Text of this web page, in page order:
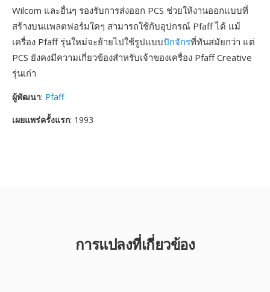
Wilcom และอื่นๆ รองรับการส่งออก PCS ช่วยให้งานออกแบบที่
สร้างบนแพลตฟอร์มใดๆ สามารถใช้กับอุปกรณ์ Pfaff ได้ แม้
เครื่อง Pfaff รุ่นใหม่จะย้ายไปใช้รูปแบบปักจักรที่ทันสมัยกว่า แต่
PCS ยังคงมีความเกี่ยวข้องสำหรับเจ้าของเครื่อง Pfaff Creative
รุ่นเก่า
ผู้พัฒนา: Pfaff
เผยแพร่ครั้งแรก: 1993
การแปลงที่เกี่ยวข้อง